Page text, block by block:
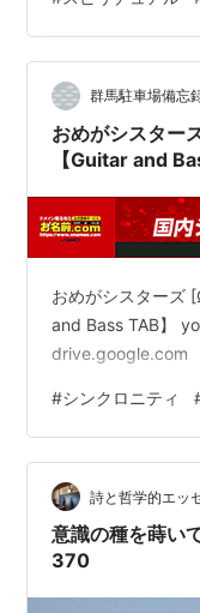
す。
してシンクロにつ
するので、詳しい
「偶然の一致」に
時間や場所など、
群馬駐車場備忘
おめがシスター
【Guitar and
おめがシスターズ
and Bass TAB】
drive.google.com
#シンクロニティ
詩と哲学的エッ
意識の種を蒔い
370